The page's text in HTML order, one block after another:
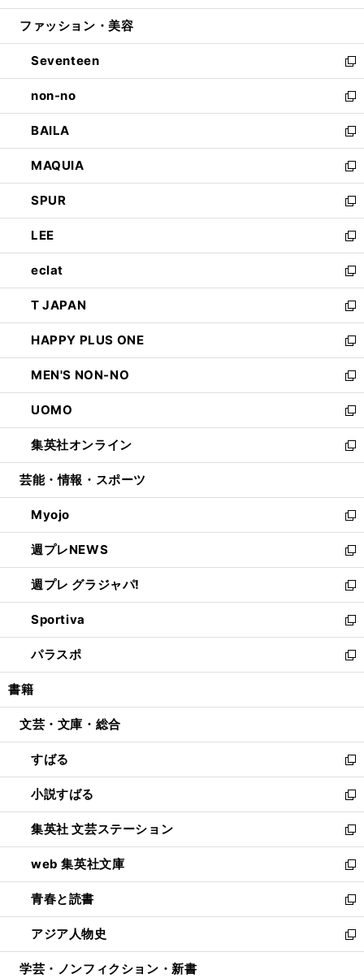
開
ウ
開
く
ン
ウ
で
開
く
ウ
ン
ド
ウ
で
開
く
ファッション・美容
Seventeen
新
し
い
ウ
ィ
ン
ド
ウ
で
開
く
non-no
新
し
い
ウ
ィ
ン
ド
ウ
で
開
く
BAILA
新
し
い
ウ
ィ
ン
ド
ウ
で
開
く
MAQUIA
新
し
い
ウ
ィ
ン
ド
ウ
で
開
く
SPUR
新
し
い
ウ
ィ
ン
ド
ウ
で
開
く
LEE
新
し
い
ウ
ィ
ン
ド
ウ
で
開
く
eclat
新
し
い
ウ
ィ
ン
ド
ウ
で
開
く
T JAPAN
新
し
い
ウ
ィ
ン
ド
ウ
で
開
HAPPY PLUS ONE
新
し
い
ウ
ィ
ン
ド
ウ
開
く
MEN'S NON-NO
新
し
い
ウ
ィ
ン
ウ
で
開
く
UOMO
新
し
い
ウ
ン
ド
ウ
で
開
く
集英社オンライン
新
し
ウ
ィ
ン
ド
ウ
で
開
く
芸能・情報・スポーツ
Myojo
新
し
い
ウ
ィ
ン
ド
ウ
で
開
週プレNEWS
新
し
い
ウ
ィ
ン
ド
ウ
開
週プレ グラジャパ!
新
し
い
ウ
ィ
ン
ウ
開
く
Sportiva
新
し
い
ウ
ン
ウ
で
開
く
パラスポ
新
し
ウ
ン
ド
ウ
で
開
く
書籍
文芸・文庫・総合
すばる
新
し
い
ウ
ィ
ン
ド
ウ
で
開
く
小説すばる
新
し
い
ウ
ィ
ン
ド
ウ
で
開
集英社 文芸ステーション
新
し
い
ウ
ィ
ン
ド
ウ
web 集英社文庫
新
し
い
ウ
ィ
ン
青春と読書
新
し
い
ウ
アジア人物史
新
し
学芸・ノンフィクション・新書